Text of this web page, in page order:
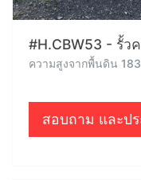
#H.CBW53 - รั้ว
ความสูงจากพื้นดิน
สอบถาม และป